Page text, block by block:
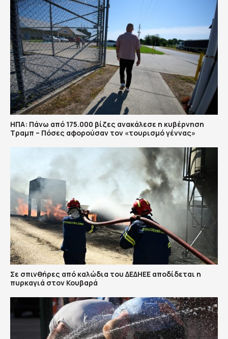
ΗΠΑ: Πάνω από 175.000 βίζες ανακάλεσε η κυβέρνηση
Τραμπ – Πόσες αφορούσαν τον «τουρισμό γέννας»
Σε σπινθήρες από καλώδια του ΔΕΔΗΕΕ αποδίδεται η
πυρκαγιά στον Κουβαρά